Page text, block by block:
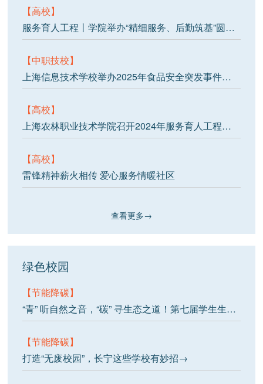
【高校】
服务育人工程丨学院举办“精细服务、后勤筑基”圆桌论坛
【中职技校】
上海信息技术学校举办2025年食品安全突发事件应急演练
【高校】
上海农林职业技术学院召开2024年服务育人工程总结会
【高校】
雷锋精神薪火相传 爱心服务情暖社区
查看更多→
绿色校园
【节能降碳】
“青” 听自然之音，“碳” 寻生态之道！第七届学生生态环保节暨生态文明师生对谈音乐沙龙成功举行
【节能降碳】
打造“无废校园”，长宁这些学校有妙招→